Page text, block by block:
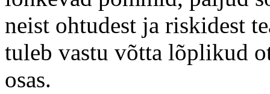
neist ohtudest ja riskidest
tuleb vastu võtta lõplikud
osas.